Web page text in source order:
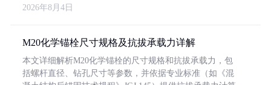
2026年8月4日
M20化学锚栓尺寸规格及抗拔承载力详解
本文详细解析M20化学锚栓的尺寸规格和抗拔承载力，包
括螺杆直径、钻孔尺寸等参数，并依据专业标准（如《混